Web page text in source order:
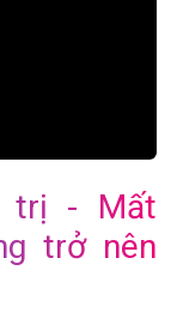
trị - Mất
trở nên